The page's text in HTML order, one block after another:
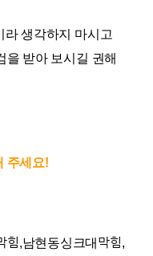
라 생각하지 마시고
을 받아 보시길 권해
주세요!
힘,남현동싱크대막힘,